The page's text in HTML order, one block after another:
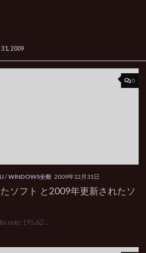
31, 2009
0
/WINDOWS全般 2009年12月31日
ソフト と2009年更新されたソ
note 195.62 ...